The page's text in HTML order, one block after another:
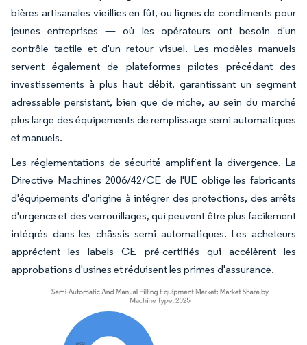
bières artisanales vieillies en fût, ou lignes de condiments pour
jeunes entreprises — où les opérateurs ont besoin d'un
contrôle tactile et d'un retour visuel. Les modèles manuels
servent également de plateformes pilotes précédant des
investissements à plus haut débit, garantissant un segment
adressable persistant, bien que de niche, au sein du marché
plus large des équipements de remplissage semi automatiques
et manuels.
Les réglementations de sécurité amplifient la divergence. La
Directive Machines 2006/42/CE de l'UE oblige les fabricants
d'équipements d'origine à intégrer des protections, des arrêts
d'urgence et des verrouillages, qui peuvent être plus facilement
intégrés dans les châssis semi automatiques. Les acheteurs
apprécient les labels CE pré-certifiés qui accélèrent les
approbations d'usines et réduisent les primes d'assurance.